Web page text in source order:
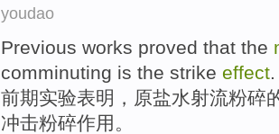
youdao
Previous works proved that the
comminuting is the strike effect.
前期实验表明 ，原盐水射流粉碎
冲击粉碎作用。